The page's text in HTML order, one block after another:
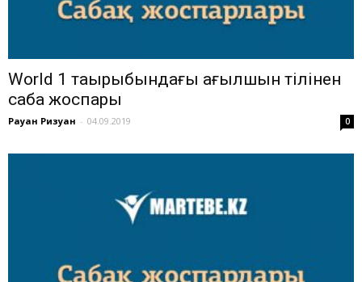
World 1 тақырыбындағы ағылшын тілінен
сабақ жоспары
Рауан Ризуан - 04.09.2019 0